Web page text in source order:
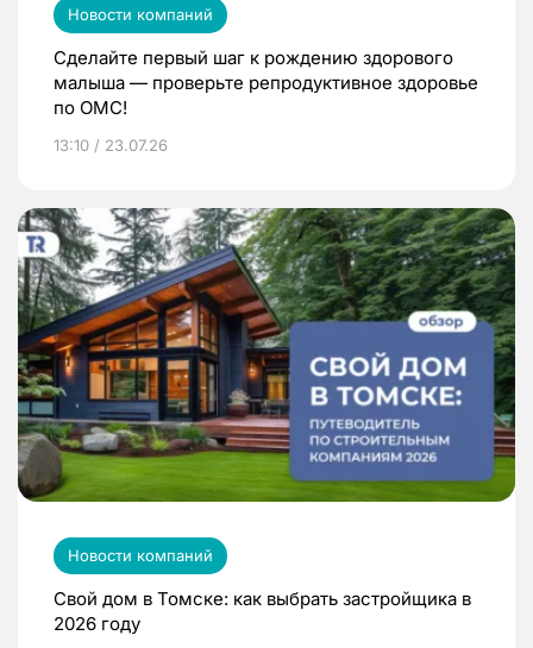
Новости компаний
Сделайте первый шаг к рождению здорового
малыша — проверьте репродуктивное здоровье
по ОМС!
13:10 / 23.07.26
Новости компаний
Свой дом в Томске: как выбрать застройщика в
2026 году